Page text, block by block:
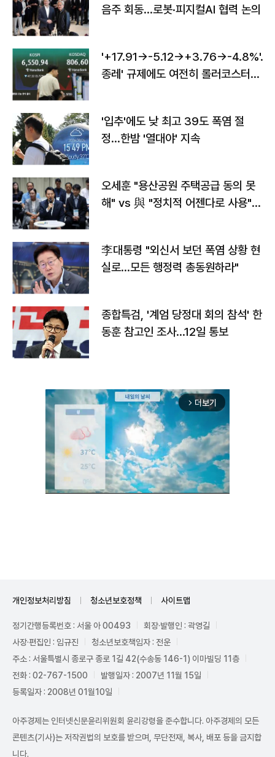
음주 회동…로봇·피지컬AI 협력 논의
'+17.91→-5.12→+3.76→-4.8%'…'
종레' 규제에도 여전히 롤러코스터
'입추'에도 낮 최고 39도 폭염 절
정…한밤 '열대야' 지속
오세훈 "용산공원 주택공급 동의 못
해" vs 與 "정치적 어젠다로 사용"
李대통령 "외신서 보던 폭염 상황 현
실로…모든 행정력 총동원하라"
종합특검, '계엄 당정대 회의 참석' 한
동훈 참고인 조사...12일 통보
arrow_forward_ios 더보기
개인정보처리방침 청소년보호정책 사이트맵
정기간행등록번호 : 서울 아 00493
회장·발행인 : 곽영길
사장·편집인 : 임규진
청소년보호책임자 : 전운
주소 : 서울특별시 종로구 종로 1길 42(수송동 146-1) 이마빌딩 11층
전화 : 02-767-1500
발행일자 : 2007년 11월 15일
등록일자 : 2008년 01월10일
아주경제는 인터넷신문윤리위원회 윤리강령을 준수합니다. 아주경제의 모든
콘텐츠(기사)는 저작권법의 보호를 받으며, 무단전재, 복사, 배포 등을 금지합
니다.